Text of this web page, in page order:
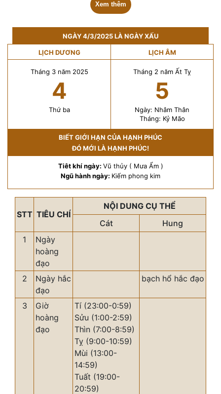
Xem thêm
NGÀY 4/3/2025 LÀ NGÀY XẤU
LỊCH DƯƠNG LỊCH ÂM
Tháng 3 năm 2025
4
Thứ ba
Tháng 2 năm Ất Tỵ
5
Ngày: Nhâm Thân
Tháng: Kỷ Mão
BIẾT GIỚI HẠN CỦA HẠNH PHÚC
ĐÓ MỚI LÀ HẠNH PHÚC!
Tiêt khí ngày: Vũ thủy ( Mưa Ẩm )
Ngũ hành ngày: Kiếm phong kim
STT TIÊU CHÍ
NỘI DUNG CỤ THỂ
Cát
Hung
1
Ngày
hoàng
đạo
2
Ngày hắc
đạo
bạch hổ hắc đạo
3
Giờ
hoàng
đạo
Tí (23:00-0:59)
Sửu (1:00-2:59)
Thìn (7:00-8:59)
Tỵ (9:00-10:59)
Mùi (13:00-
14:59)
Tuất (19:00-
20:59)